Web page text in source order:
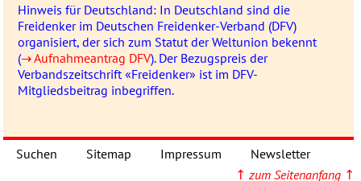
Hinweis für Deutschland: In Deutschland sind die
Freidenker im Deutschen Freidenker-Verband (DFV)
organisiert, der sich zum Statut der Weltunion bekennt
(→ Aufnahmeantrag DFV). Der Bezugspreis der
Verbandszeitschrift «Freidenker» ist im DFV-
Mitgliedsbeitrag inbegriffen.
↑ zum Seitenanfang ↑
Suchen Sitemap Impressum Newsletter